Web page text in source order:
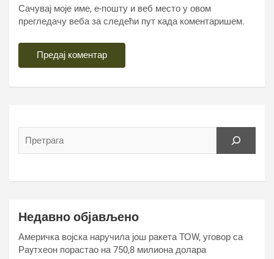
Сачувај моје име, е-пошту и веб место у овом
прегледачу веба за следећи пут када коментаришем.
Недавно објављено
Америчка војска наручила још ракета ТОW, уговор са
Раyтхеон порастао на 750,8 милиона долара